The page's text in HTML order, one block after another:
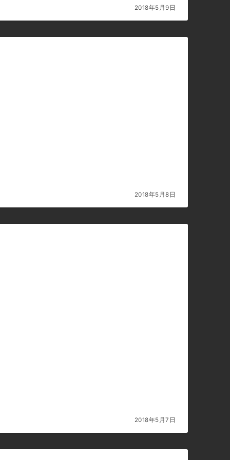
2018年5月9日
2018年5月8日
2018年5月7日